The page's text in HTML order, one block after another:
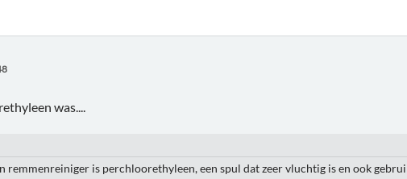
was....
remmenreiniger is perchloorethyleen, een spul dat zeer vluchtig is en ook